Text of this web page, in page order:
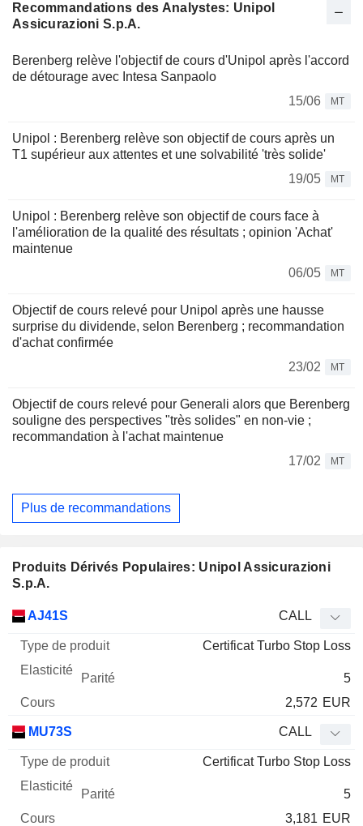
Recommandations des Analystes: Unipol
Assicurazioni S.p.A.
Berenberg relève l'objectif de cours d'Unipol après l'accord
de détourage avec Intesa Sanpaolo
15/06
MT
Unipol : Berenberg relève son objectif de cours après un
T1 supérieur aux attentes et une solvabilité 'très solide'
19/05
MT
Unipol : Berenberg relève son objectif de cours face à
l'amélioration de la qualité des résultats ; opinion 'Achat'
maintenue
06/05
MT
Objectif de cours relevé pour Unipol après une hausse
surprise du dividende, selon Berenberg ; recommandation
d'achat confirmée
23/02
MT
Objectif de cours relevé pour Generali alors que Berenberg
souligne des perspectives "très solides" en non-vie ;
recommandation à l'achat maintenue
17/02
MT
Plus de recommandations
Produits Dérivés Populaires: Unipol Assicurazioni
S.p.A.
Mnemo Type produit
Parité Cours
AJ41S CALL
Certificat Turbo Stop Loss
5
2,572 EUR
MU73S CALL
Certificat Turbo Stop Loss
5
3,181 EUR